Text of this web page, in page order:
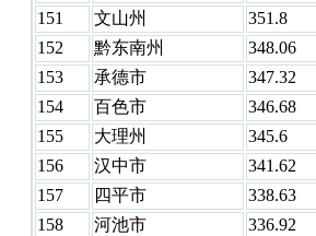
151
文山州 351.8
152
黔东南州 348.06
153
承德市 347.32
154
百色市 346.68
155
大理州 345.6
156
汉中市 341.62
157
四平市 338.63
158
河池市 336.92